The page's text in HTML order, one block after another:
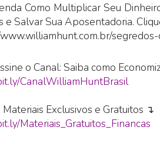
Como Multiplicar Seu
e Salvar Sua Aposentadoria.
o Canal: Saiba como
CanalWilliamHuntBrasil
Materiais Exclusivos e Gratuitos ↴
Materiais_Gratuitos_Financas